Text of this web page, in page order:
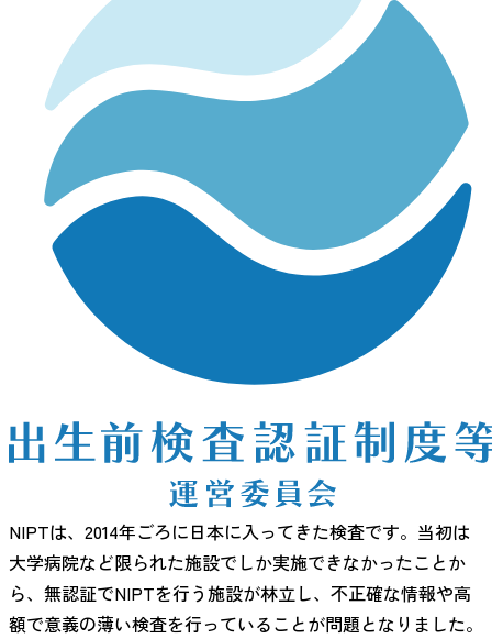
NIPTは、2014年ごろに日本に入ってきた検査です。当初は
大学病院など限られた施設でしか実施できなかったことか
ら、無認証でNIPTを行う施設が林立し、不正確な情報や高
額で意義の薄い検査を行っていることが問題となりました。